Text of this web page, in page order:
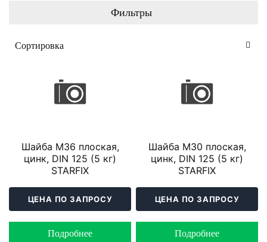
Фильтры
Шайба М36 плоская,
цинк, DIN 125 (5 кг)
STARFIX
ЦЕНА ПО ЗАПРОСУ
Подробнее
Шайба М30 плоская,
цинк, DIN 125 (5 кг)
STARFIX
ЦЕНА ПО ЗАПРОСУ
Подробнее